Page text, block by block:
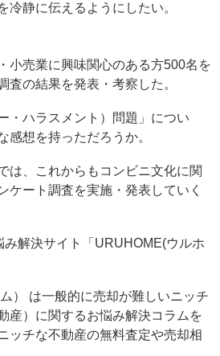
冷静に伝えるようにしたい。
小売業に興味関心のある方500名を
査の結果を発表・考察した。
・ハラスメント）問題」につい
感想を持っただろうか。
は、これからもコンビニ文化に関
ケート調査を実施・発表していく
解決サイト「URUHOME(ウルホ
） は一般的に売却が難しいニッチ
産）に関するお悩み解決コラムを
ッチな不動産の無料査定や売却相